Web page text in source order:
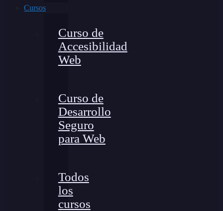
Cursos
Curso de
Accesibilidad
Web
Curso de
Desarrollo
Seguro
para Web
Todos
los
cursos